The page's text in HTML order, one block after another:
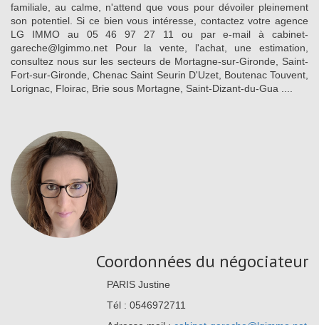
familiale, au calme, n'attend que vous pour dévoiler pleinement
son potentiel. Si ce bien vous intéresse, contactez votre agence
LG IMMO au 05 46 97 27 11 ou par e-mail à cabinet-
gareche@lgimmo.net Pour la vente, l'achat, une estimation,
consultez nous sur les secteurs de Mortagne-sur-Gironde, Saint-
Fort-sur-Gironde, Chenac Saint Seurin D'Uzet, Boutenac Touvent,
Lorignac, Floirac, Brie sous Mortagne, Saint-Dizant-du-Gua ....
Coordonnées du négociateur
PARIS Justine
Tél : 0546972711